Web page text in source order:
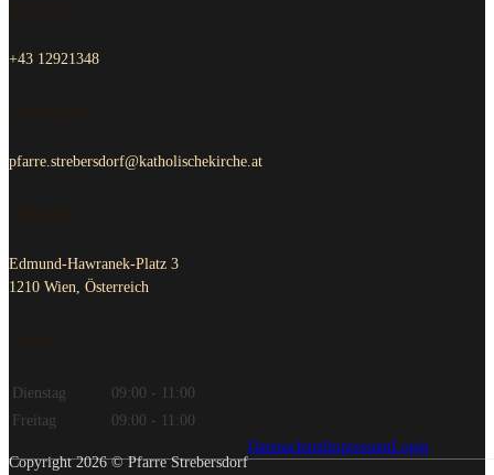
+43 12921348
pfarre.strebersdorf@katholischekirche.at
Edmund-Hawranek-Platz 3
1210 Wien, Österreich
Dienstag
09:00 - 11:00
Freitag
09:00 - 11:00
Copyright 2026 © Pfarre Strebersdorf
DatenschutzImpressumLogin